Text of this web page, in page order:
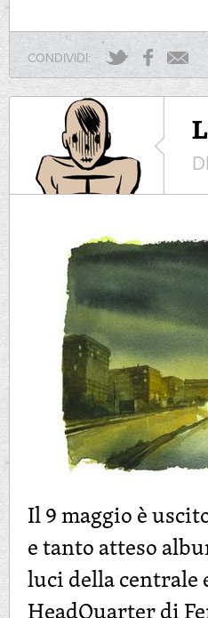
CONDIVIDI:
Il 9 maggio è
e tanto atteso
luci della
HeadQuarter di